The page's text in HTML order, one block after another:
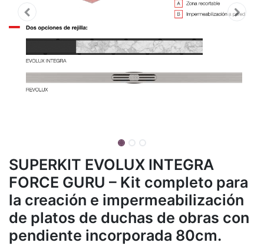
SUPERKIT EVOLUX INTEGRA
FORCE GURU – Kit completo para
la creación e impermeabilización
de platos de duchas de obras con
pendiente incorporada 80cm.